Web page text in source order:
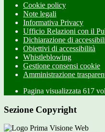
Cookie policy
Note legali
Informativa Privacy
Ufficio Relazioni con il
Dichiarazione di
Obiettivi di accessibilità
Whistleblowing
Gestione consensi cookie
Amministrazione
Pagina visualizzata 617
Sezione Copyright